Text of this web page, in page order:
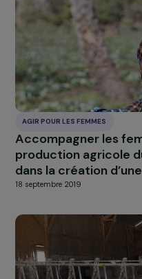
Former les jeunes
agroécologiques
leurs produits
18 septembre 2019
AGIR POUR LES FEMMES